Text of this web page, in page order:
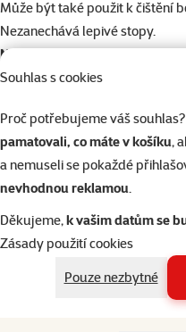
Souhlas s cookies
Proč potřebujeme váš
pamatovali, co máte v košíku,
a nemuseli se pokaždé
nevhodnou reklamou.
Děkujeme,k vašim datům se
Zásady použití cookies
Pouze nezbytné
Může být také použit k čištění
Nezanechává lepivé stopy.
Netestováno na zvířatech.
Objem
1 l
Vůně
Ocean breeze
Značka
Inodorina
Katalogové číslo
2404-12339
EAN
8031398252131
Sprej
Hodnocení